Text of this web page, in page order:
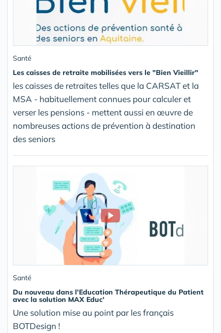
Santé
Les caisses de retraite mobilisées vers le "Bien Vieillir"
les caisses de retraites telles que la CARSAT et la
MSA - habituellement connues pour calculer et
verser les pensions - mettent aussi en œuvre de
nombreuses actions de prévention à destination
des seniors
Santé
Du nouveau dans l'Education Thérapeutique du Patient
avec la solution MAX Educ'
Une solution mise au point par les français
BOTDesign !